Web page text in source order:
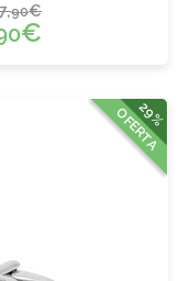
90€
€
29%
OFERTA